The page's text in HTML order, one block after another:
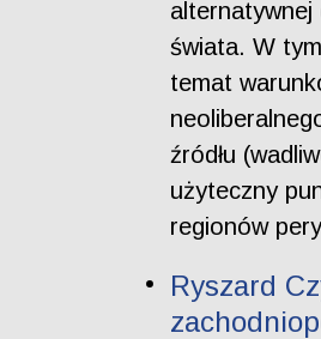
alternatywnej
świata. W
temat
źródłu
użyteczny
regionów
Ryszard